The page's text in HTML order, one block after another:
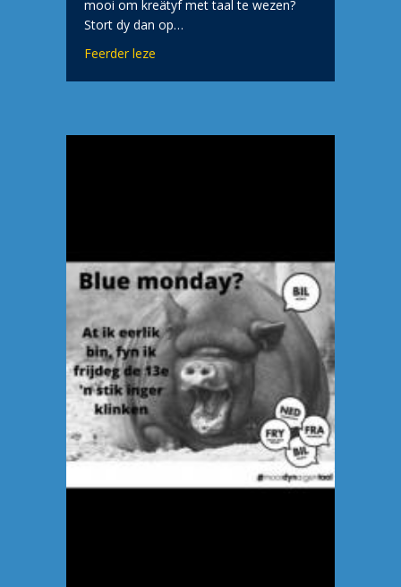
mooi om kreätyf met taal te wezen?
Stort dy dan op…
Feerder leze